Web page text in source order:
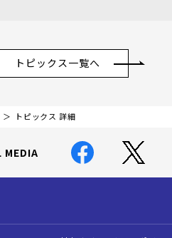
トピックス一覧へ
トピックス 詳細
MEDIA